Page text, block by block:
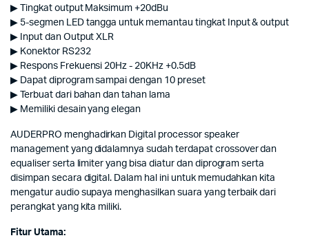
▶ Tingkat output Maksimum +20dBu
▶ 5-segmen LED tangga untuk memantau tingkat Input & output
▶ Input dan Output XLR
▶ Konektor RS232
▶ Respons Frekuensi 20Hz - 20KHz +0.5dB
▶ Dapat diprogram sampai dengan 10 preset
▶ Terbuat dari bahan dan tahan lama
▶ Memiliki desain yang elegan
AUDERPRO menghadirkan Digital processor speaker
management yang didalamnya sudah terdapat crossover dan
equaliser serta limiter yang bisa diatur dan diprogram serta
disimpan secara digital. Dalam hal ini untuk memudahkan kita
mengatur audio supaya menghasilkan suara yang terbaik dari
perangkat yang kita miliki.
Fitur Utama: